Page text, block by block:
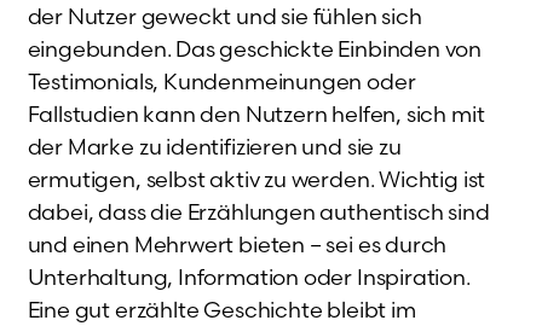
der Nutzer geweckt und sie fühlen sich
eingebunden. Das geschickte Einbinden von
Testimonials, Kundenmeinungen oder
Fallstudien kann den Nutzern helfen, sich mit
der Marke zu identifizieren und sie zu
ermutigen, selbst aktiv zu werden. Wichtig ist
dabei, dass die Erzählungen authentisch sind
und einen Mehrwert bieten – sei es durch
Unterhaltung, Information oder Inspiration.
Eine gut erzählte Geschichte bleibt im